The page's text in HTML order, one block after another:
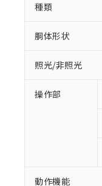
種類
胴体形状
照光/非照光
操作部
動作機能